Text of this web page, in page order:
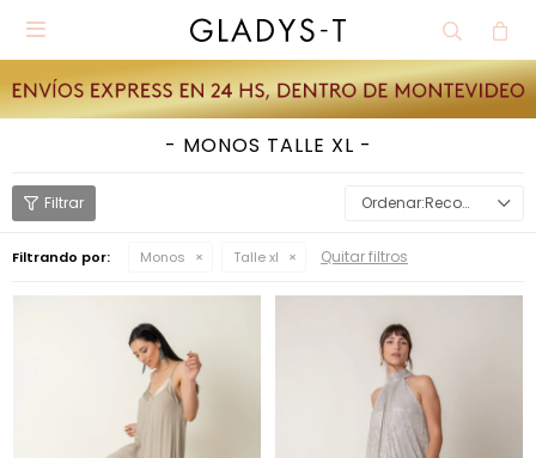

MONOS TALLE XL
Recomendados
Filtrando por: Monos Talle xl Quitar filtros